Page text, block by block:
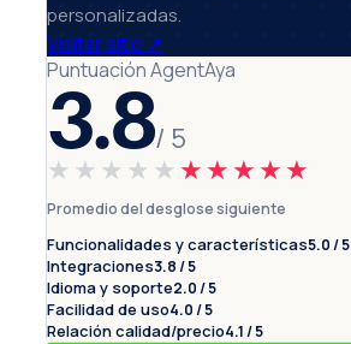
personalizadas.
Visitar sitio ↗
Puntuación AgentAya
3.8/ 5
★★★★★ ★★★★★
Promedio del desglose siguiente
Funcionalidades y características5.0 / 5
Integraciones3.8 / 5
Idioma y soporte2.0 / 5
Facilidad de uso4.0 / 5
Relación calidad/precio4.1 / 5